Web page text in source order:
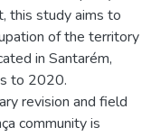
this study aims to
of the territory
in Santarém,
to 2020.
revision and field
community is